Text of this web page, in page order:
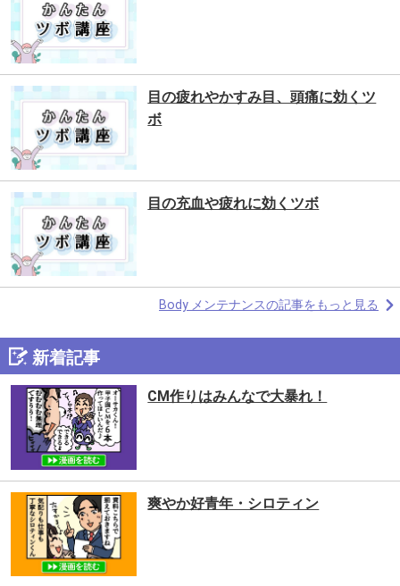
目の疲れやかすみ目、頭痛に効くツ
ボ
目の充血や疲れに効くツボ
Body メンテナンスの記事をもっと見る
新着記事
CM作りはみんなで大暴れ！
爽やか好青年・シロティン